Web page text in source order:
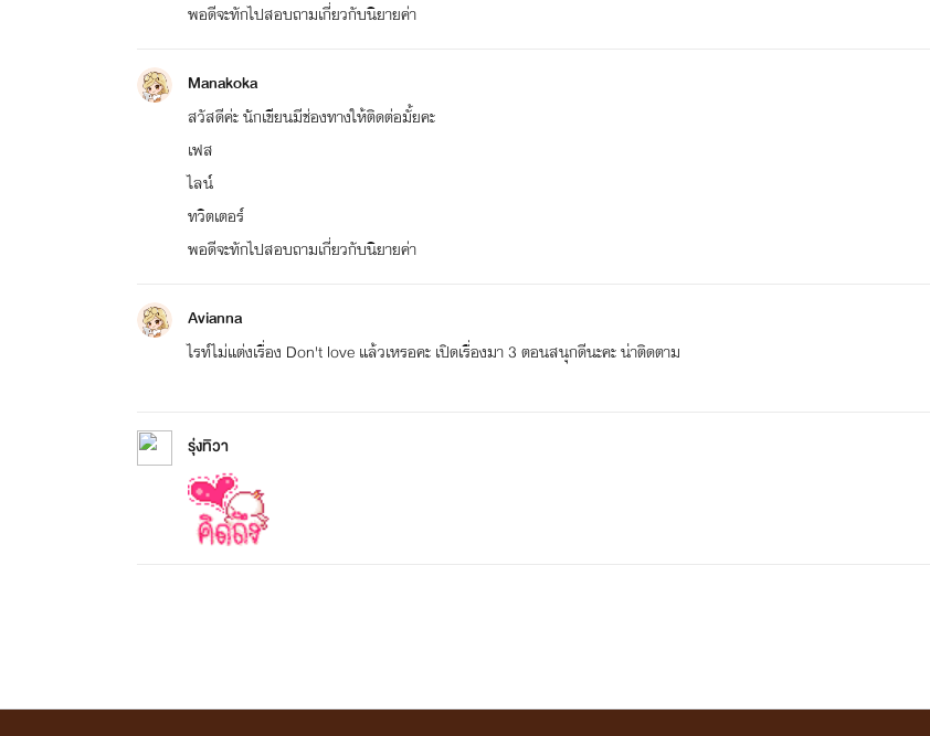
พอดีจะทักไปสอบถามเกี่ยวกับนิยายค่า
Manakoka
สวัสดีค่ะ นักเขียนมีช่องทางให้ติดต่อมั้ยคะ
เฟส
ไลน์
ทวิตเตอร์
พอดีจะทักไปสอบถามเกี่ยวกับนิยายค่า
Avianna
ไรท์ไม่แต่งเรื่อง Don't love แล้วเหรอคะ เปิดเรื่องมา 3 ตอนสนุกดีนะคะ น่าติดตาม
รุ่งทิวา